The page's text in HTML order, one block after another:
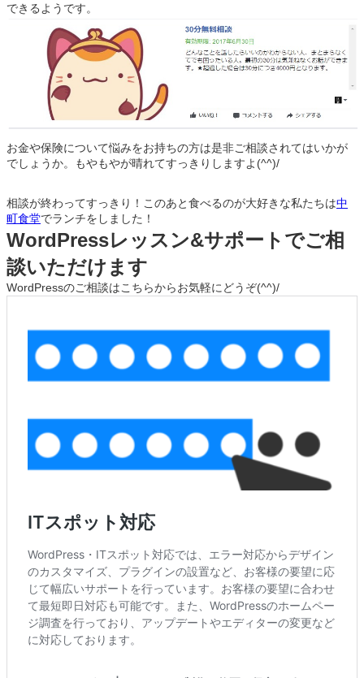
できるようです。
お金や保険について悩みをお持ちの方は是非ご相談されてはいかが
でしょうか。もやもやが晴れてすっきりしますよ(^^)/
相談が終わってすっきり！このあと食べるのが大好きな私たちは中
町食堂でランチをしました！
WordPressレッスン&サポートでご相
談いただけます
WordPressのご相談はこちらからお気軽にどうぞ(^^)/